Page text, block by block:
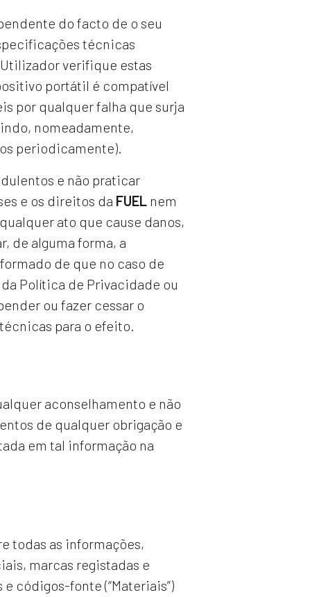
do facto de o seu
técnicas
verifique estas
portátil é compatível
por qualquer falha que surja
nomeadamente,
periodicamente).
e não praticar
e os direitos da FUEL nem
ato que cause danos,
de alguma forma, a
de que no caso de
Política de Privacidade ou
ou fazer cessar o
para o efeito.
aconselhamento e não
de qualquer obrigação e
em tal informação na
todas as informações,
marcas registadas e
códigos-fonte (“Materiais”)